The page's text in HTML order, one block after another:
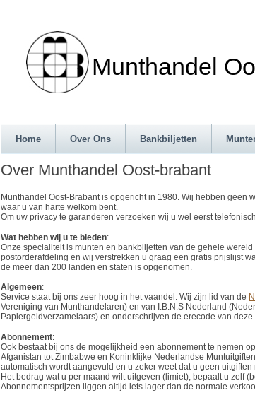
Munthandel
Home Over Ons Bankbiljetten
Over Munthandel Oost-brabant
Munthandel Oost-Brabant is opgericht in 1980. Wij hebben geen
waar u van harte welkom bent.
Om uw privacy te garanderen verzoeken wij u wel eerst
Wat hebben wij u te bieden:
Onze specialiteit is munten en bankbiljetten van de gehele
postorderafdeling en wij verstrekken u graag een gratis prijslijst
de meer dan 200 landen en staten is opgenomen.
Algemeen:
Service staat bij ons zeer hoog in het vaandel. Wij zijn lid van de
Vereniging van Munthandelaren) en van I.B.N.S Nederland
Papiergeldverzamelaars) en onderschrijven de erecode van
Abonnement:
Ook bestaat bij ons de mogelijkheid een abonnement te nemen
Afganistan tot Zimbabwe en Koninklijke Nederlandse
automatisch wordt aangevuld en u zeker weet dat u geen uitgiften
Het bedrag wat u per maand wilt uitgeven (limiet), bepaalt u zelf
Abonnementsprijzen liggen altijd iets lager dan de normale